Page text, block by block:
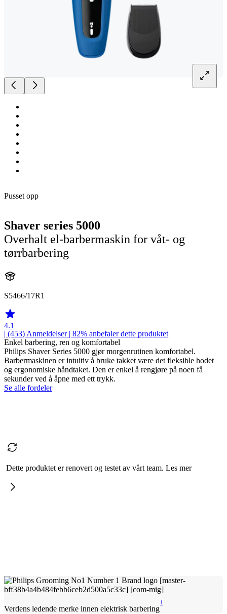
Pusset opp
Shaver series 5000
Overhalt el-barbermaskin for våt- og
tørrbarbering
S5466/17R1
4.1
| (453) Anmeldelser| 82% anbefaler dette produktet
Enkel barbering, ren og komfortabel
Philips Shaver Series 5000 gjør morgenrutinen komfortabel.
Barbermaskinen er intuitiv å bruke takket være det fleksible hodet
og ergonomiske håndtaket. Den er enkel å rengjøre på noen få
sekunder ved å åpne med ett trykk.
Se alle fordeler
Dette produktet er renovert og testet av vårt team. Les mer
Verdens ledende merke innen elektrisk barbering
1